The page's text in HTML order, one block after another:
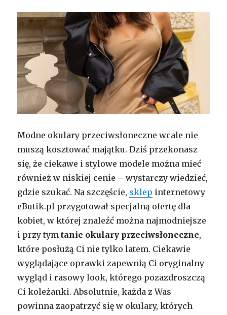
Modne okulary przeciwsłoneczne wcale nie
muszą kosztować majątku. Dziś przekonasz
się, że ciekawe i stylowe modele można mieć
również w niskiej cenie – wystarczy wiedzieć,
gdzie szukać. Na szczęście, sklep internetowy
eButik.pl przygotował specjalną ofertę dla
kobiet, w której znaleźć można najmodniejsze
i przy tymtanie okulary przeciwsłoneczne,
które posłużą Ci nie tylko latem. Ciekawie
wyglądające oprawki zapewnią Ci oryginalny
wygląd i rasowy look, którego pozazdroszczą
Ci koleżanki. Absolutnie, każda z Was
powinna zaopatrzyć się w okulary, których